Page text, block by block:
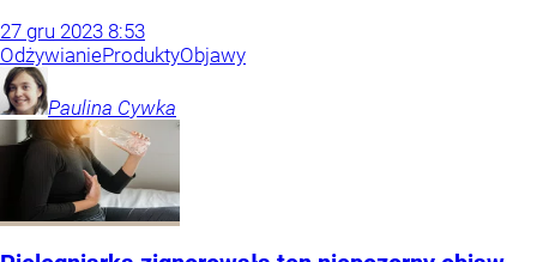
27 gru 2023 8:53
OdżywianieProduktyObjawy
Paulina Cywka